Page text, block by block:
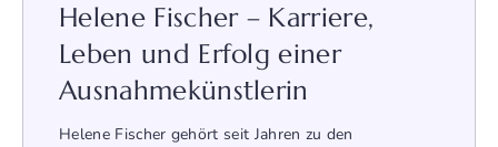
Helene Fischer – Karriere,
Leben und Erfolg einer
Ausnahmekünstlerin
Helene Fischer gehört seit Jahren zu den